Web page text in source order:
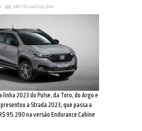
3497 Visualizações
linha 2023 do Pulse, da Toro, do Argo e
a Strada 2023, que passa a
95.290 na versão Endurance Cabine